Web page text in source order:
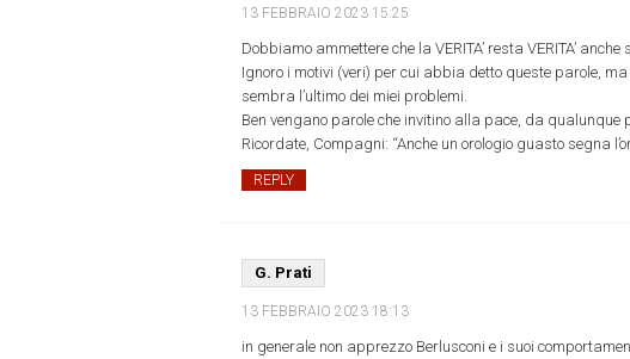
13 FEBBRAIO 2023 15:25
Dobbiamo ammettere che la VERITA’ resta VERITA’
Ignoro i motivi (veri) per cui abbia detto queste parole,
sembra l’ultimo dei miei problemi.
Ben vengano parole che invitino alla pace, da qualunque
Ricordate, Compagni: “Anche un orologio guasto segna
REPLY
G. Prati
13 FEBBRAIO 2023 18:13
in generale non apprezzo Berlusconi e i suoi